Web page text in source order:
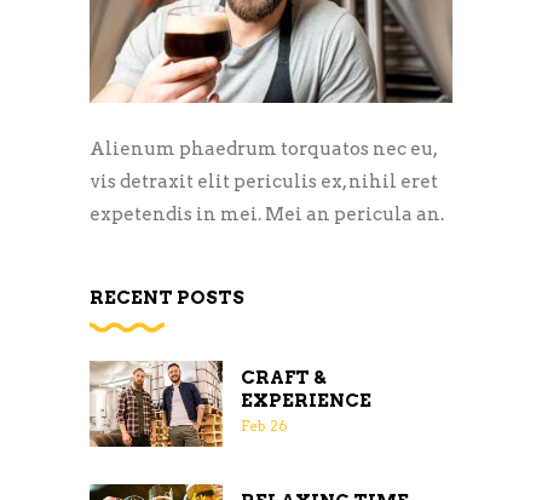
Alienum phaedrum torquatos nec eu,
vis detraxit elit periculis ex, nihil eret
expetendis in mei. Mei an pericula an.
RECENT POSTS
CRAFT &
EXPERIENCE
Feb 26